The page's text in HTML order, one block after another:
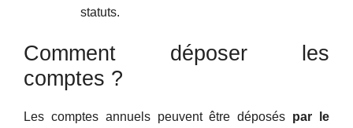
statuts.
Comment déposer les
comptes ?
Les comptes annuels peuvent être déposés par le